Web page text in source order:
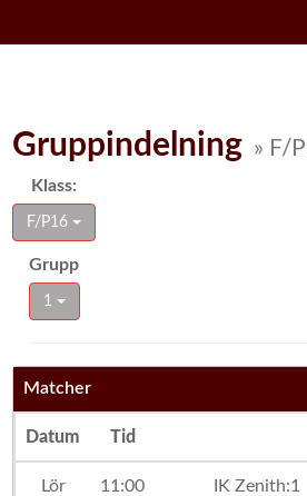
Gruppindelning » F/
Klass:
F/P16
Grupp
1
Matcher
Datum Tid
Lör 11:00 IK Zenith:1